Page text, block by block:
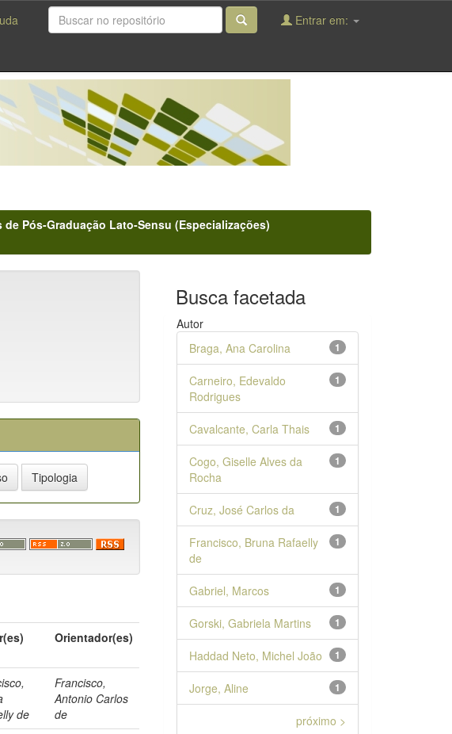
Entrar em:
de Pós-Graduação Lato-Sensu (Especializações)
Orientador(es)
de
Francisco,
Antonio Carlos
de
Busca facetada
Autor
1
Braga, Ana Carolina
1
Carneiro, Edevaldo
Rodrigues
1
Cavalcante, Carla Thais
1
Cogo, Giselle Alves da
Rocha
1
Cruz, José Carlos da
1
Francisco, Bruna Rafaelly
de
1
Gabriel, Marcos
1
Gorski, Gabriela Martins
1
Haddad Neto, Michel João
1
Jorge, Aline
próximo >